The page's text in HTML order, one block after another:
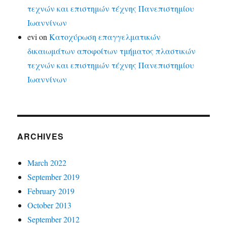
τεχνών και επιστημών τέχνης Πανεπιστημίου
Ιωαννίνων
evi onΚατοχύρωση επαγγελματικών
δικαιωμάτων αποφοίτων τμήματος πλαστικών
τεχνών και επιστημών τέχνης Πανεπιστημίου
Ιωαννίνων
ARCHIVES
March 2022
September 2019
February 2019
October 2013
September 2012